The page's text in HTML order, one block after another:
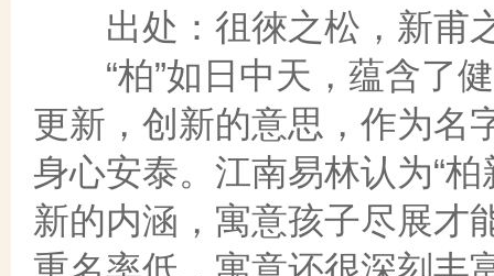
出处：徂徠之松，新甫
“柏”如日中天，蕴含了健
更新，创新的意思，作为名
身心安泰。江南易林认为“
新的内涵，寓意孩子尽展才